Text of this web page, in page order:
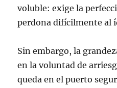
voluble: exige la
perdona difícilmente al
Sin embargo, la
en la voluntad de
queda en el puerto